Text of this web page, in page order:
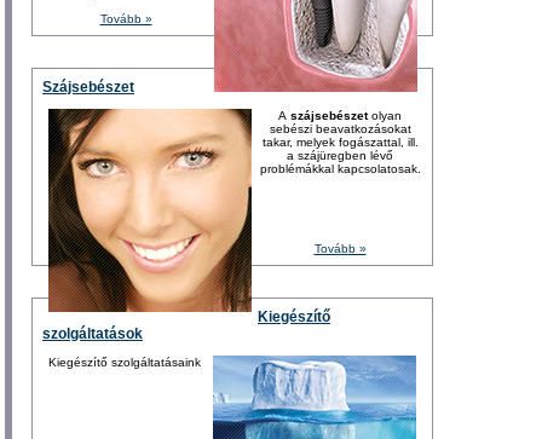
Tovább »
Szájsebészet
A szájsebészetolyan
sebészi beavatkozásokat
takar, melyek fogászattal, ill.
a szájüregben lévő
problémákkal kapcsolatosak.
Tovább »
Kiegészítő
szolgáltatások
Kiegészítő szolgáltatásaink